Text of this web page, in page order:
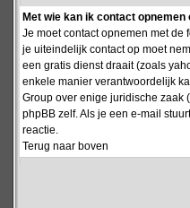
Met wie kan ik contact
Je moet contact opnemen met de
je uiteindelijk contact op moet
een gratis dienst draait (zoals
enkele manier verantwoordelijk
Group over enige juridische zaak
phpBB zelf. Als je een e-mail
reactie.
Terug naar boven